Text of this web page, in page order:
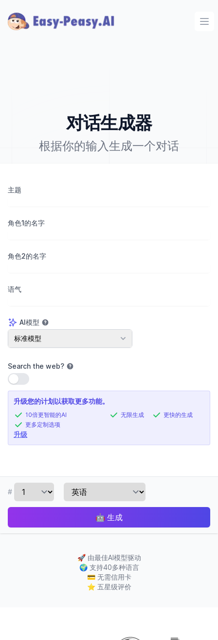
对话生成器
根据你的输入生成一个对话
主题
角色1的名字
角色2的名字
语气
AI模型
AI模型
标准模型
Search the web?
使用设置
升级您的计划以获取更多功能。
10倍更智能的AI
更多定制选项
无限生成 更快的生成
升级
#
🤖 生成
🚀 由最佳AI模型驱动
🌍 支持40多种语言
💳 无需信用卡
⭐ 五星级评价